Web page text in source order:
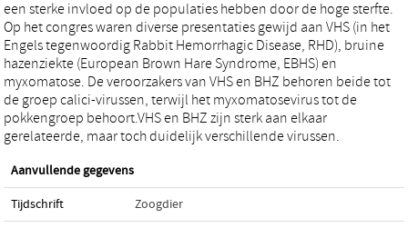
een sterke invloed op de populaties hebben door de hoge sterfte.
Op het congres waren diverse presentaties gewijd aan VHS (in het
Engels tegenwoordig Rabbit Hemorrhagic Disease, RHD), bruine
hazenziekte (European Brown Hare Syndrome, EBHS) en
myxomatose. De veroorzakers van VHS en BHZ behoren beide tot
de groep calici-virussen, terwijl het myxomatosevirus tot de
pokkengroep behoort.VHS en BHZ zijn sterk aan elkaar
gerelateerde, maar toch duidelijk verschillende virussen.
Aanvullende gegevens
Tijdschrift Zoogdier